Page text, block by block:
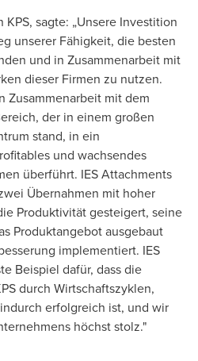
KPS, sagte: „Unsere Investition
unserer Fähigkeit, die besten
und in Zusammenarbeit mit
dieser Firmen zu nutzen.
Zusammenarbeit mit dem
der in einem großen
stand, in ein
und wachsendes
überführt. IES Attachments
Übernahmen mit hoher
Produktivität gesteigert, seine
Produktangebot ausgebaut
implementiert. IES
Beispiel dafür, dass die
durch Wirtschaftszyklen,
erfolgreich ist, und wir
höchst stolz."